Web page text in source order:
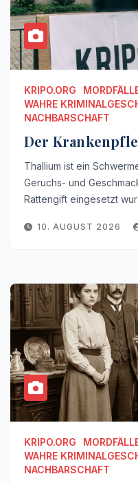
KRIPO.ORG
WAHRE
NACHBARSCHAFT
Der
Thallium ist ein
Geruchs- und
Rattengift eingesetzt
10. AUGUST 2026
KRIPO.ORG
WAHRE
NACHBARSCHAFT